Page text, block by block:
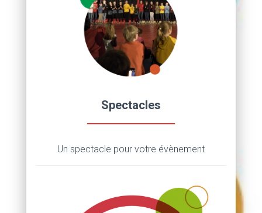
Spectacles
Un spectacle pour votre évènement